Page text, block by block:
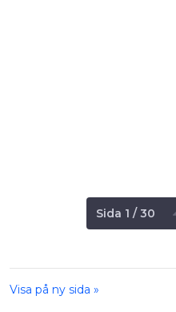
Sida 1 / 30
Visa på ny sida »